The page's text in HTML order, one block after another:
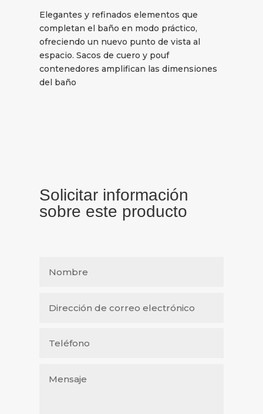
Elegantes y refinados elementos que
completan el baño en modo práctico,
ofreciendo un nuevo punto de vista al
espacio. Sacos de cuero y pouf
contenedores amplifican las dimensiones
del baño
Solicitar información
sobre este producto